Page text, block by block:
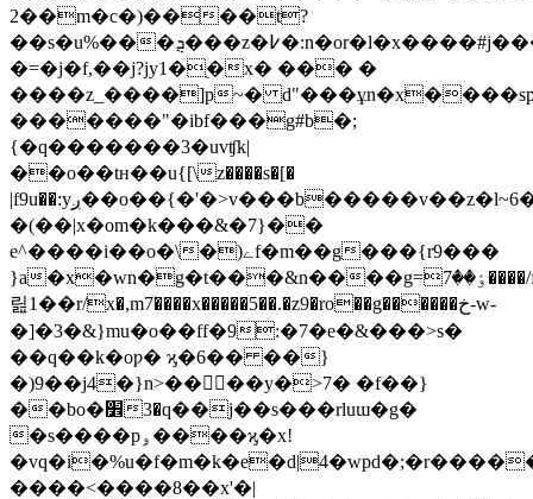
2��m�c�)����t?
��s�u%���ܯ���z�߇�:n�or�l�x����#j�����l��5�k}
�=�j�f,��j?jy1�֭�x� ��� �
����z_����]p~�
�������"�ibf���g#b�;
{�q�������3�uvʧk|
��o��tн��u{[\z����s�[�
|f9u��:yږ��o��{�'�>v���b�����v��z�l~6���s�1�ix�}
�(��|x�om�k���&�7}��
e^����i��o�\�)ےf�m��g���{r9���
}a�x�wn�g�t���&n����g=ٶ��7����/f¶n�c<[.m>
릺1��r/x�,m7����x�����5��.�z9�ro��g������خ-w-
�]�3�&}mu�o��ff�9:�7�e�&���>s�
��q��k�oƿ� ϗ�6�� ��}
�)9��j4�}n>����y�>7� �f��}
��bo�׾3�q��j��s���rluɯ�g�
�s����pۅ����ϗ�x!
����<����8��x'�|